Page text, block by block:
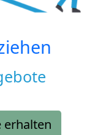
erhalten